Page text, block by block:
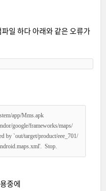
일 하다 아래와 같은 오류가
app/Mms.apk
google/frameworks/maps/
by `out/target/product/eee_701/
Stop.
중에